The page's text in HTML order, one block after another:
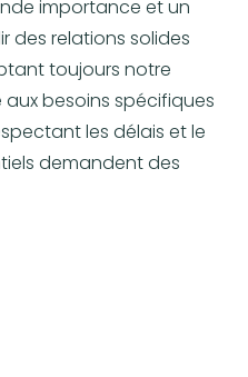
importance et un
des relations solides
toujours notre
besoins spécifiques
les délais et le
demandent des